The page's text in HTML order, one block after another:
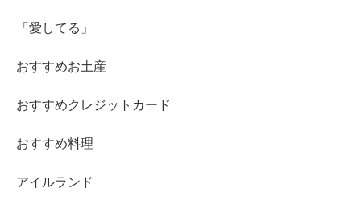
「愛してる」
おすすめお土産
おすすめクレジットカード
おすすめ料理
アイルランド